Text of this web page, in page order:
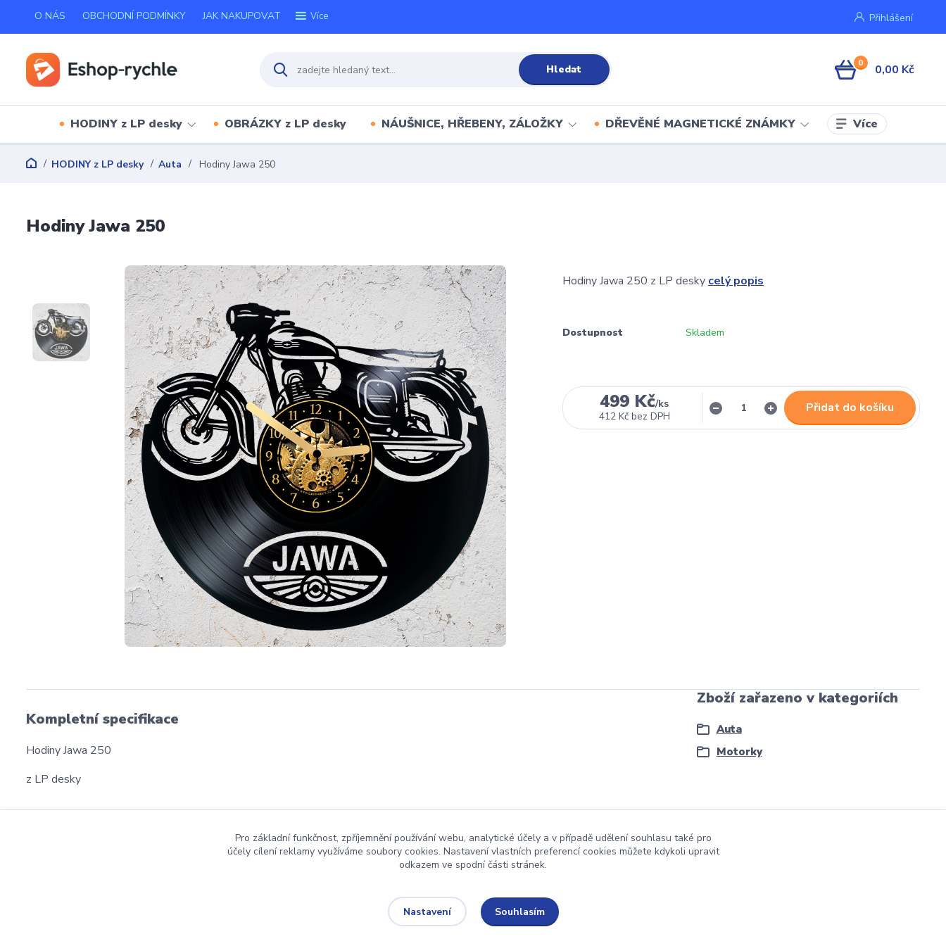
O NÁS OBCHODNÍ PODMÍNKY JAK NAKUPOVAT Více Přihlášení
Hledat 0 0,00 Kč
HODINY z LP desky OBRÁZKY z LP desky NÁUŠNICE, HŘEBENY, ZÁLOŽKY DŘEVĚNÉ MAGNETICKÉ ZNÁMKY Více
HODINY z LP desky Auta Hodiny Jawa 250
Hodiny Jawa 250
Hodiny Jawa 250 z LP desky celý popis
Dostupnost Skladem
499 Kč/ks
412 Kč bez DPH
Přidat do košíku
Kompletní specifikace
Hodiny Jawa 250
z LP desky
Zboží zařazeno v kategoriích
Auta
Motorky
Upravit sběr cookies.
Pro základní funkčnost, zpříjemnění používání webu, analytické účely a v případě udělení souhlasu také pro
účely cílení reklamy využíváme soubory cookies. Nastavení vlastních preferencí cookies můžete kdykoli upravit
odkazem ve spodní části stránek.
Nastavení Souhlasím